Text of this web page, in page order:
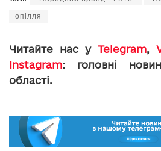
опілля
Читайте нас у Telegram,
Instagram: головні
області.